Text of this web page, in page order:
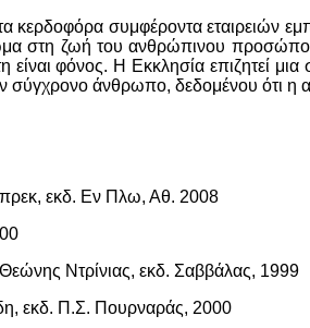
κερδοφόρα συμφέροντα εταιρειών
στη ζωή του ανθρώπινου
είναι φόνος. Η Εκκλησία επιζητεί
σύγχρονο άνθρωπο, δεδομένου ότι η
εκδ. Εν Πλω, Αθ. 2008
Ντρίνιας, εκδ. Σαββάλας, 1999
εκδ. Π.Σ. Πουρναράς, 2000